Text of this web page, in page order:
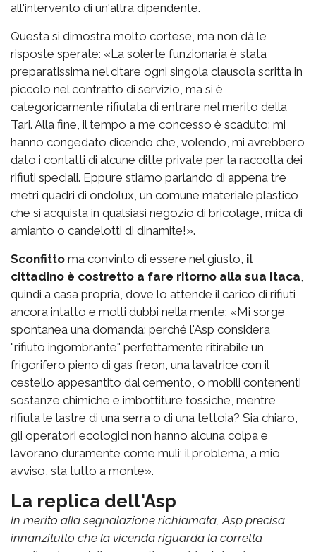
all'intervento di un'altra dipendente.
Questa si dimostra molto cortese, ma non dà le
risposte sperate: «La solerte funzionaria è stata
preparatissima nel citare ogni singola clausola scritta in
piccolo nel contratto di servizio, ma si è
categoricamente rifiutata di entrare nel merito della
Tari. Alla fine, il tempo a me concesso è scaduto: mi
hanno congedato dicendo che, volendo, mi avrebbero
dato i contatti di alcune ditte private per la raccolta dei
rifiuti speciali. Eppure stiamo parlando di appena tre
metri quadri di ondolux, un comune materiale plastico
che si acquista in qualsiasi negozio di bricolage, mica di
amianto o candelotti di dinamite!».
Sconfitto ma convinto di essere nel giusto, il
cittadino è costretto a fare ritorno alla sua Itaca,
quindi a casa propria, dove lo attende il carico di rifiuti
ancora intatto e molti dubbi nella mente: «Mi sorge
spontanea una domanda: perché l'Asp considera
"rifiuto ingombrante" perfettamente ritirabile un
frigorifero pieno di gas freon, una lavatrice con il
cestello appesantito dal cemento, o mobili contenenti
sostanze chimiche e imbottiture tossiche, mentre
rifiuta le lastre di una serra o di una tettoia? Sia chiaro,
gli operatori ecologici non hanno alcuna colpa e
lavorano duramente come muli; il problema, a mio
avviso, sta tutto a monte».
La replica dell'Asp
In merito alla segnalazione richiamata, Asp precisa
innanzitutto che la vicenda riguarda la corretta